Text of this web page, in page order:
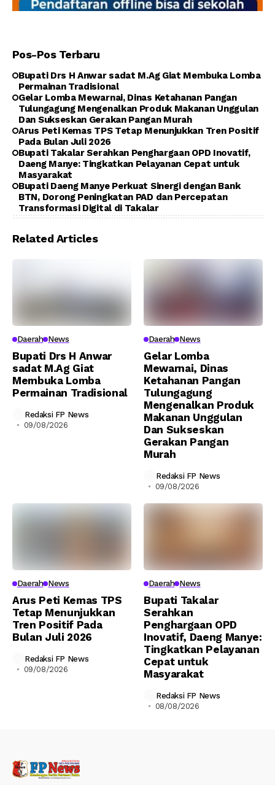
Pos-Pos Terbaru
Bupati Drs H Anwar sadat M.Ag Giat Membuka Lomba
Permainan Tradisional
Gelar Lomba Mewarnai, Dinas Ketahanan Pangan
Tulungagung Mengenalkan Produk Makanan Unggulan
Dan Sukseskan Gerakan Pangan Murah
Arus Peti Kemas TPS Tetap Menunjukkan Tren Positif
Pada Bulan Juli 2026
Bupati Takalar Serahkan Penghargaan OPD Inovatif,
Daeng Manye: Tingkatkan Pelayanan Cepat untuk
Masyarakat
Bupati Daeng Manye Perkuat Sinergi dengan Bank
BTN, Dorong Peningkatan PAD dan Percepatan
Transformasi Digital di Takalar
Related Articles
Daerah News
Bupati Drs H Anwar
sadat M.Ag Giat
Membuka Lomba
Permainan Tradisional
Redaksi FP News
09/08/2026
Daerah News
Gelar Lomba
Mewarnai, Dinas
Ketahanan Pangan
Tulungagung
Mengenalkan Produk
Makanan Unggulan
Dan Sukseskan
Gerakan Pangan
Murah
Redaksi FP News
09/08/2026
Daerah News
Arus Peti Kemas TPS
Tetap Menunjukkan
Tren Positif Pada
Bulan Juli 2026
Redaksi FP News
09/08/2026
Daerah News
Bupati Takalar
Serahkan
Penghargaan OPD
Inovatif, Daeng Manye:
Tingkatkan Pelayanan
Cepat untuk
Masyarakat
Redaksi FP News
08/08/2026